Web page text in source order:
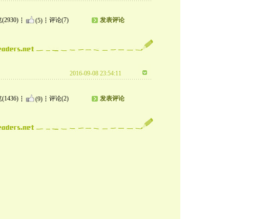
(2930) (5) 评论(7) 发表评论
2016-09-08 23:54:11
(1436) (9) 评论(2) 发表评论